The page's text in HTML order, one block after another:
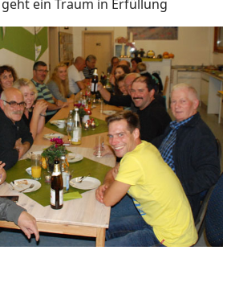
ein Traum in Erfüllung